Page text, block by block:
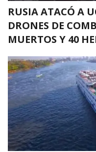
RUSIA ATACÓ A
DRONES DE
MUERTOS Y 40